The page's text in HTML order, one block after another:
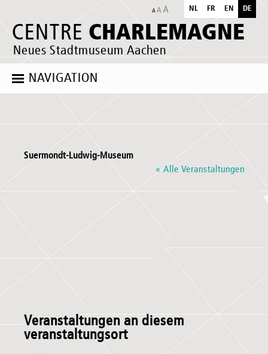
CENTRE CHARLEMAGNE
Neues Stadtmuseum Aachen
NL FR EN DE
NAVIGATION
Suermondt-Ludwig-Museum
« Alle Veranstaltungen
Veranstaltungen an diesem
veranstaltungsort